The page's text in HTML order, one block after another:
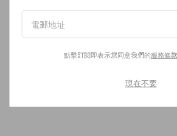
點擊訂閱即表示您同意我們的服務條款
現在不要